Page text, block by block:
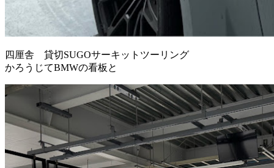
四厘舎 貸切SUGOサーキットツーリング
かろうじてBMWの看板と